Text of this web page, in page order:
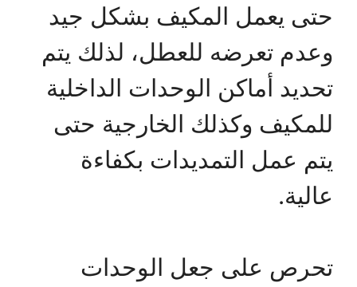
حتى يعمل المكيف بشكل جيد
وعدم تعرضه للعطل، لذلك يتم
تحديد أماكن الوحدات الداخلية
للمكيف وكذلك الخارجية حتى
يتم عمل التمديدات بكفاءة
عالية.
تحرص على جعل الوحدات